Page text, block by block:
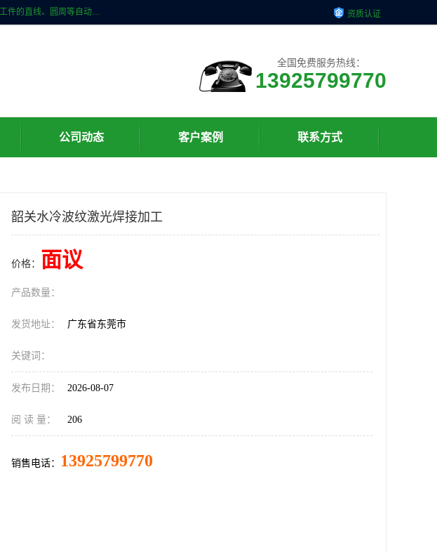
激光焊接加工行业范围包括手机金属外壳、数码产品、汽车及摩托车等模具制造和成型行业的模具修补，同时也适用于金属工件的直线、圆周等自动焊接，常用于手机电池、首饰、电子元件、传感器，钟表、精密机械、通信、工艺品等行业。 资质认证
全国免费服务热线：
13925799770
公司动态 客户案例 联系方式
韶关水冷波纹激光焊接加工
价格： 面议
产品数量：
发货地址： 广东省东莞市
关键词：
发布日期： 2026-08-07
阅 读 量： 206
销售电话： 13925799770